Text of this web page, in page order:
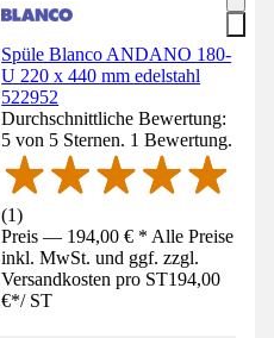
Spüle Blanco ANDANO 180-
U 220 x 440 mm edelstahl
522952
Durchschnittliche Bewertung:
5 von 5 Sternen. 1 Bewertung.
(1)
Preis — 194,00 € * Alle Preise
inkl. MwSt. und ggf. zzgl.
Versandkosten pro ST194,00
€*/ ST